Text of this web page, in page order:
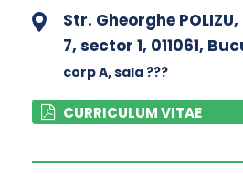
Str. Gheorghe POLIZU,
7, sector 1, 011061,
corp A, sala ???
CURRICULUM VITAE